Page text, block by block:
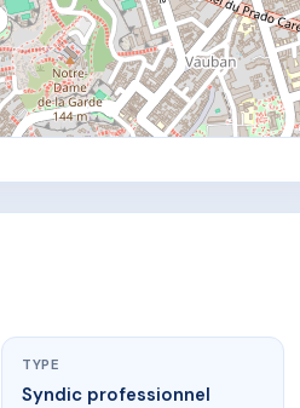
TYPE
Syndic professionnel